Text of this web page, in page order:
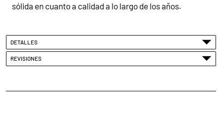
sólida en cuanto a calidad a lo largo de los años.
DETALLES
REVISIONES